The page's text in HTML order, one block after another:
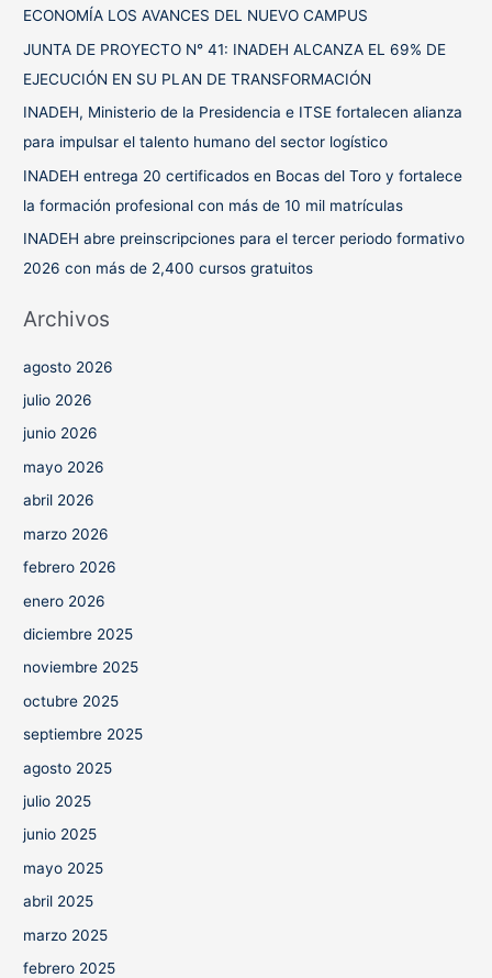
:
ECONOMÍA LOS AVANCES DEL NUEVO CAMPUS
JUNTA DE PROYECTO N° 41: INADEH ALCANZA EL 69% DE
EJECUCIÓN EN SU PLAN DE TRANSFORMACIÓN
INADEH, Ministerio de la Presidencia e ITSE fortalecen alianza
para impulsar el talento humano del sector logístico
INADEH entrega 20 certificados en Bocas del Toro y fortalece
la formación profesional con más de 10 mil matrículas
INADEH abre preinscripciones para el tercer periodo formativo
2026 con más de 2,400 cursos gratuitos
Archivos
agosto 2026
julio 2026
junio 2026
mayo 2026
abril 2026
marzo 2026
febrero 2026
enero 2026
diciembre 2025
noviembre 2025
octubre 2025
septiembre 2025
agosto 2025
julio 2025
junio 2025
mayo 2025
abril 2025
marzo 2025
febrero 2025